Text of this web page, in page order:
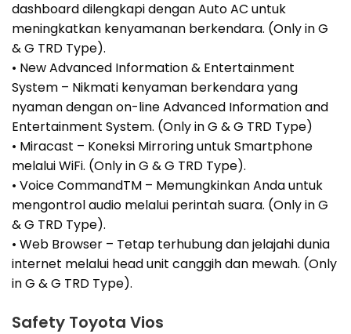
dashboard dilengkapi dengan Auto AC untuk
meningkatkan kenyamanan berkendara. (Only in G
& G TRD Type).
• New Advanced Information & Entertainment
System – Nikmati kenyaman berkendara yang
nyaman dengan on-line Advanced Information and
Entertainment System. (Only in G & G TRD Type)
• Miracast – Koneksi Mirroring untuk Smartphone
melalui WiFi. (Only in G & G TRD Type).
• Voice CommandTM – Memungkinkan Anda untuk
mengontrol audio melalui perintah suara. (Only in G
& G TRD Type).
• Web Browser – Tetap terhubung dan jelajahi dunia
internet melalui head unit canggih dan mewah. (Only
in G & G TRD Type).
Safety Toyota Vios